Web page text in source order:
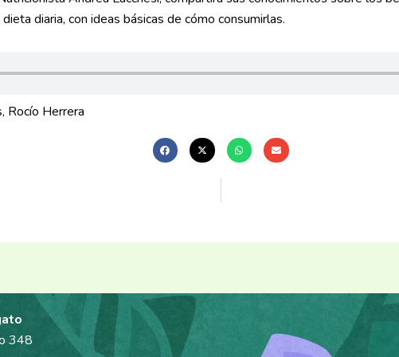
diaria, con ideas básicas de cómo consumirlas.
Rocío Herrera
348